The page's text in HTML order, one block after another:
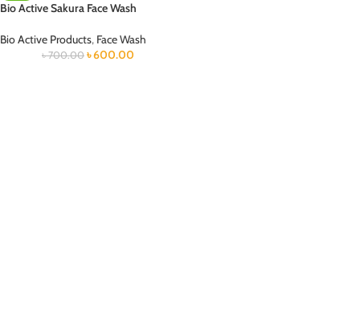
Bio Active Sakura Face Wash
Bio Active Products, Face Wash
৳700.00 ৳600.00